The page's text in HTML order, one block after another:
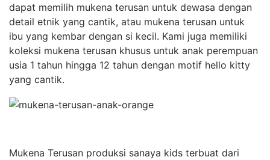
dapat memilih mukena terusan untuk dewasa dengan
detail etnik yang cantik, atau mukena terusan untuk
ibu yang kembar dengan si kecil. Kami juga memiliki
koleksi mukena terusan khusus untuk anak perempuan
usia 1 tahun hingga 12 tahun dengan motif hello kitty
yang cantik.
Mukena Terusan produksi sanaya kids terbuat dari